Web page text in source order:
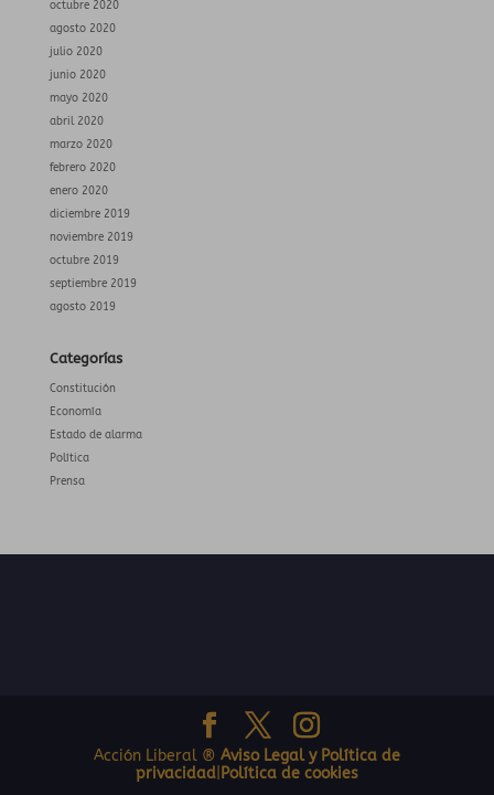
octubre 2020
agosto 2020
julio 2020
junio 2020
mayo 2020
abril 2020
marzo 2020
febrero 2020
enero 2020
diciembre 2019
noviembre 2019
octubre 2019
septiembre 2019
agosto 2019
Categorías
Constitución
Economía
Estado de alarma
Política
Prensa
Acción Liberal ® Aviso Legal y Política de
privacidad| Política de cookies